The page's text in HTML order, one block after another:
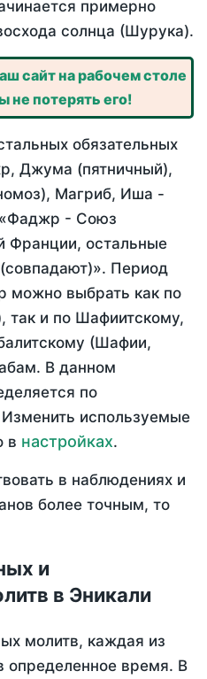
примерно
солнца (Шурука).
сайт на рабочем столе
не потерять его!
обязательных
Джума (пятничный),
Магриб, Иша -
«Фаджр - Союз
Франции, остальные
Период
можно выбрать как по
так и по Шафиитскому,
(Шафии,
В данном
по
используемые
в настройках.
в наблюдениях и
более точным, то
и
в Эникали
молитв, каждая из
определенное время. В